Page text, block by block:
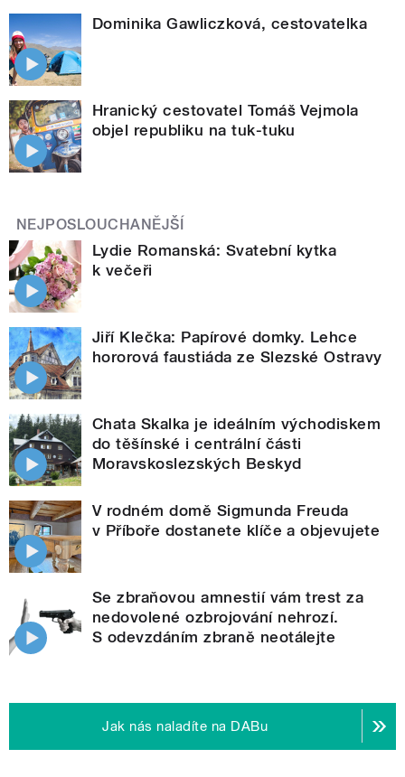
Dominika Gawliczková, cestovatelka
Hranický cestovatel Tomáš Vejmola
objel republiku na tuk-tuku
NEJPOSLOUCHANĚJŠÍ
Lydie Romanská: Svatební kytka
k večeři
Jiří Klečka: Papírové domky. Lehce
hororová faustiáda ze Slezské Ostravy
Chata Skalka je ideálním východiskem
do těšínské i centrální části
Moravskoslezských Beskyd
V rodném domě Sigmunda Freuda
v Příboře dostanete klíče a objevujete
Se zbraňovou amnestií vám trest za
nedovolené ozbrojování nehrozí.
S odevzdáním zbraně neotálejte
Jak nás naladíte na DABu